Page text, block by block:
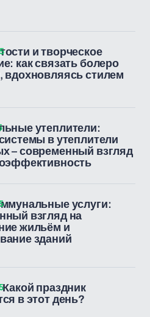
и творческое
как связать болеро
вдохновляясь стилем
утеплители:
в утеплители
– современный взгляд
услуги:
взгляд на
жильём и
зданий
праздник
в этот день?